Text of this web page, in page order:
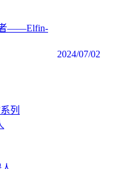
者——Elfin-
2024/07/02
列